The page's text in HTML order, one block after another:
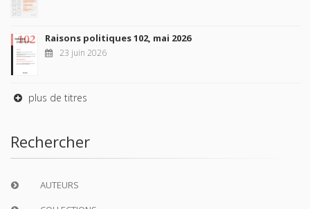
Raisons politiques 102, mai 2026
23 juin 2026
plus de titres
Rechercher
AUTEURS